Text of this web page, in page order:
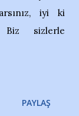
iyi ki
Biz sizlerle
PAYLAŞ